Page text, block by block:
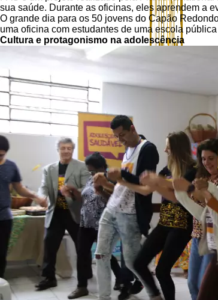
sua saúde. Durante as oficinas, eles aprendem a
O grande dia para os 50 jovens do Capão
uma oficina com estudantes de uma escola
Cultura e protagonismo na adolescência